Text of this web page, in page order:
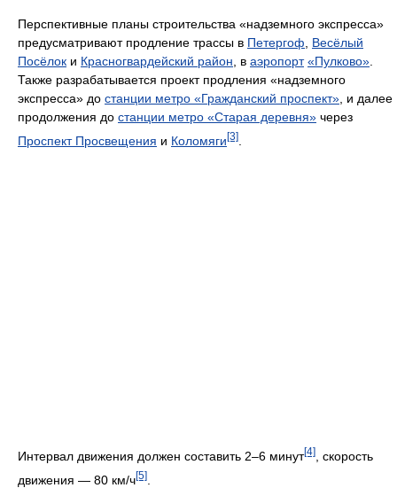
Перспективные планы строительства «надземного экспресса»
предусматривают продление трассы в Петергоф
Весёлый
Посёлок и Красногвардейский район , в аэропорт «Пулково»
Также разрабатывается проект продления «надземного
экспресса» до станции метро «Гражданский проспект» , и далее
продолжения до станции метро «Старая деревня» через
Проспект Просвещения и Коломяги[3]
Интервал движения должен составить 2–6 минут[4]
, скорость
движения — 80 км/ч[5]